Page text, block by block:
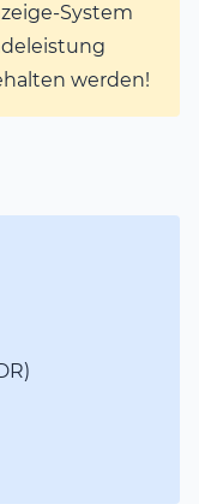
System
werden!